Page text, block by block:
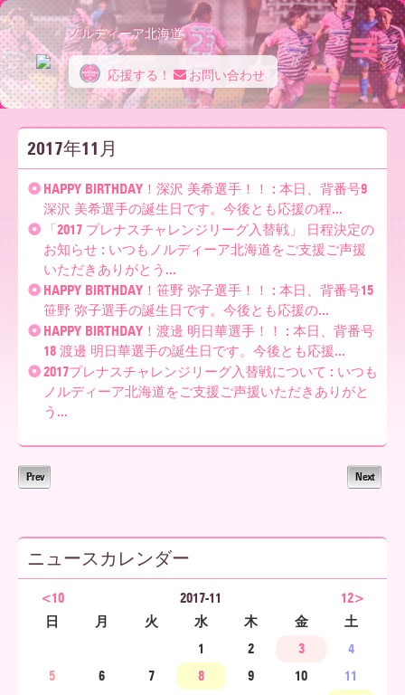
ノ
ル
デ
ィ
ー
ア
北
海
道
ノルディーア北海道
応援する！ お問い合わせ
2017年11月
HAPPY BIRTHDAY！深沢 美希選手！！ : 本日、背番号9
深沢 美希選手の誕生日です。今後とも応援の程...
「2017 プレナスチャレンジリーグ入替戦」 日程決定の
お知らせ : いつもノルディーア北海道をご支援ご声援
いただきありがとう...
HAPPY BIRTHDAY！笹野 弥子選手！！ : 本日、背番号15
笹野 弥子選手の誕生日です。今後とも応援の...
HAPPY BIRTHDAY！渡邊 明日華選手！！ : 本日、背番号
18 渡邊 明日華選手の誕生日です。今後とも応援...
2017プレナスチャレンジリーグ入替戦について : いつも
ノルディーア北海道をご支援ご声援いただきありがと
う...
Prev Next
ニュースカレンダー
<10 2017-11
12>
日
月 火 水 木 金
土
1
2 3
4
5
6 7 8 9 10
11